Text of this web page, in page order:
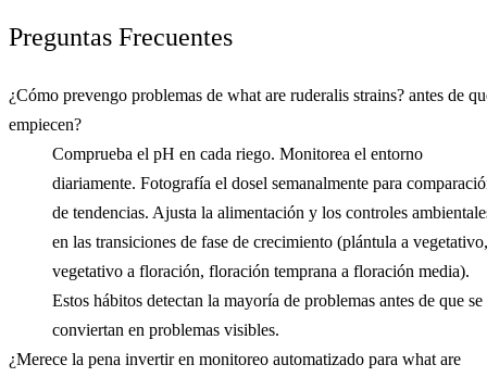
Preguntas Frecuentes
¿Cómo prevengo problemas de what are ruderalis strains? antes de
empiecen?
Comprueba el pH en cada riego. Monitorea el entorno
diariamente. Fotografía el dosel semanalmente para
de tendencias. Ajusta la alimentación y los controles
en las transiciones de fase de crecimiento (plántula a vegetativo,
vegetativo a floración, floración temprana a floración media).
Estos hábitos detectan la mayoría de problemas antes de que se
conviertan en problemas visibles.
¿Merece la pena invertir en monitoreo automatizado para what are